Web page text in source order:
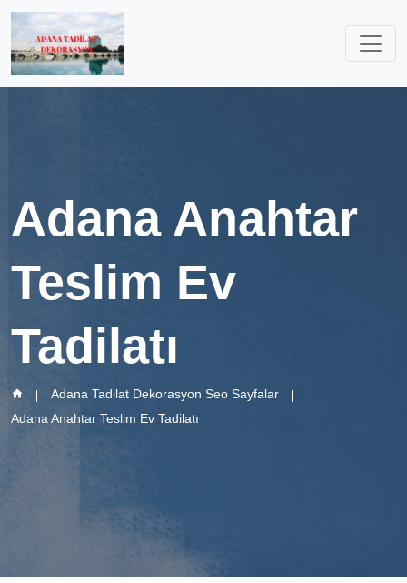
Adana Anahtar
Teslim Ev
Tadilatı
Adana Tadilat Dekorasyon Seo Sayfalar
Adana Anahtar Teslim Ev Tadilatı